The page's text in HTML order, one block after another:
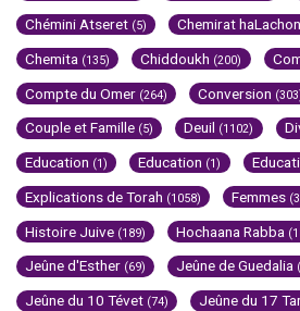
Chémini Atseret (5) Chemirat
Chemita (135) Chiddoukh (200)
Compte du Omer (264) Conversion
Couple et Famille (5) Deuil (1102)
Education (1) Education (1)
Explications de Torah (1058) Femmes
Histoire Juive (189) Hochaana Rabba
Jeûne d'Esther (69) Jeûne de Guedalia
Jeûne du 10 Tévet (74) Jeûne du 17